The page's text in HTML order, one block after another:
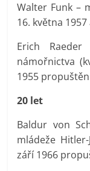
Walter Funk –
16. května
Erich
námořnictva
1955
20 let
Baldur von
mládeže
září 1966